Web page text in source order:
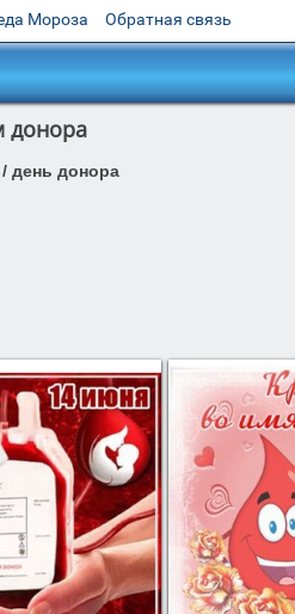
Мороза Обратная связь
донора
/ день донора